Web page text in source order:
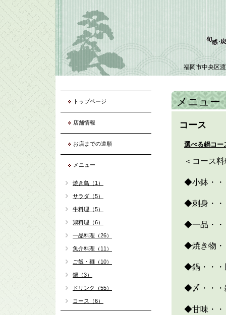
福岡市中央区
メニュー
コース
選べる鍋コー
＜コース
◆小鉢・・
◆刺身・・
◆一品・・
◆焼き物・
◆鍋・・・
◆〆・・・
◆甘味・・
トップページ
店舗情報
お店までの道順
メニュー
焼き鳥（1）
サラダ（5）
牛料理（5）
鶏料理（6）
一品料理（26）
魚介料理（11）
ご飯・麺（10）
鍋（3）
ドリンク（55）
コース（6）